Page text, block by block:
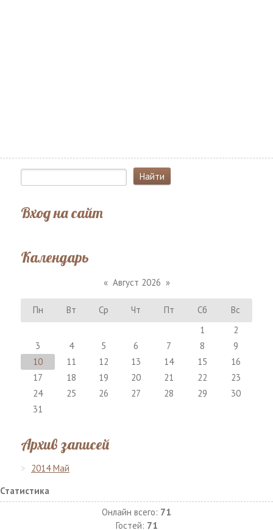
Вход на сайт
Календарь
« Август 2026 »
Пн Вт Ср Чт Пт Сб
Вс
1
2
3
4 5 6 7 8
9
10
11 12 13 14 15
16
17
18 19 20 21 22
23
24
25 26 27 28 29
30
31
Архив записей
2014 Май
Статистика
Онлайн всего: 71
Гостей: 71